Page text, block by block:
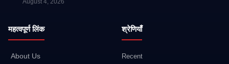
August 4, 2026
महत्वपूर्ण लिंक
About Us
श्रेणियाँ
Recent